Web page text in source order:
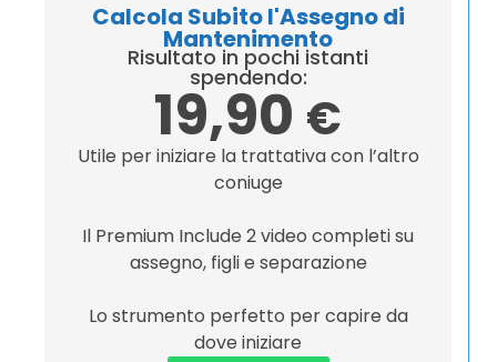
Calcola Subito l'Assegno di
Mantenimento
Risultato in pochi istanti
spendendo:
19,90 €
Utile per iniziare la trattativa con l’altro
coniuge
Il Premium Include 2 video completi su
assegno, figli e separazione
Lo strumento perfetto per capire da
dove iniziare